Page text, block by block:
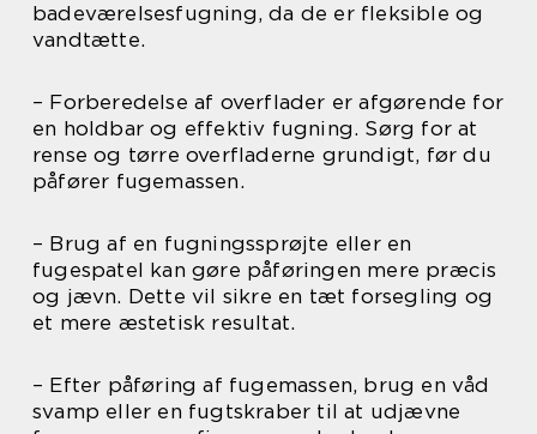
badeværelsesfugning, da de er fleksible og
vandtætte.
– Forberedelse af overflader er afgørende for
en holdbar og effektiv fugning. Sørg for at
rense og tørre overfladerne grundigt, før du
påfører fugemassen.
– Brug af en fugningssprøjte eller en
fugespatel kan gøre påføringen mere præcis
og jævn. Dette vil sikre en tæt forsegling og
et mere æstetisk resultat.
– Efter påføring af fugemassen, brug en våd
svamp eller en fugtskraber til at udjævne